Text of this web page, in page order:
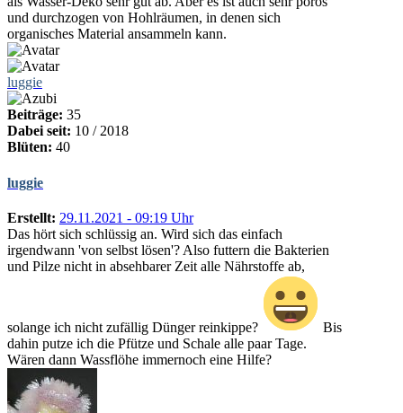
und durchzogen von Hohlräumen, in denen sich
organisches Material ansammeln kann.
luggie
Beiträge: 35
Dabei seit: 10 / 2018
Blüten: 40
luggie
Erstellt: 29.11.2021 - 09:19 Uhr
Das hört sich schlüssig an. Wird sich das einfach
irgendwann 'von selbst lösen'? Also futtern die Bakterien
und Pilze nicht in absehbarer Zeit alle Nährstoffe ab,
solange ich nicht zufällig Dünger reinkippe?
Bis
dahin putze ich die Pfütze und Schale alle paar Tage.
Wären dann Wassflöhe immernoch eine Hilfe?